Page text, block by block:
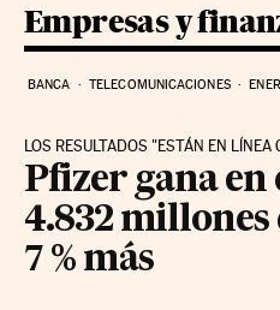
Empresas y
BANCA TELECOMUNICACIONES
LOS RESULTADOS "ESTÁN EN LÍNEA
Pfizer gana en
4.832 millones
7 % más